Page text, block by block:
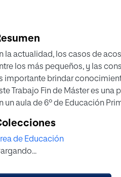
la actualidad, los casos de
los más pequeños, y las
importante brindar
Trabajo Fin de Máster es
un aula de 6º de Educación
en el tiempo. Asimismo, se
actividades en las que
los estudiantes, el
de Educación